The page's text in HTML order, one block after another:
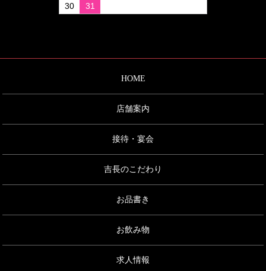
30
31
HOME
店舗案内
接待・宴会
吉長のこだわり
お品書き
お飲み物
求人情報